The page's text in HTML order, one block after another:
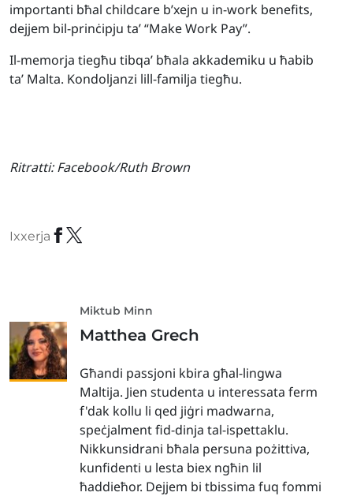
importanti bħal childcare b’xejn u in-work benefits,
dejjem bil-prinċipju ta’ “Make Work Pay”.
Il-memorja tiegħu tibqa’ bħala akkademiku u ħabib
ta’ Malta. Kondoljanzi lill-familja tiegħu.
Ritratti: Facebook/Ruth Brown
Ixxerja
Miktub Minn
Matthea Grech
Għandi passjoni kbira għal-lingwa
Maltija. Jien studenta u interessata ferm
f'dak kollu li qed jiġri madwarna,
speċjalment fid-dinja tal-ispettaklu.
Nikkunsidrani bħala persuna pożittiva,
kunfidenti u lesta biex ngħin lil
ħaddieħor. Dejjem bi tbissima fuq fommi